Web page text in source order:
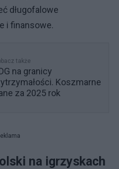
długofalowe
i finansowe.
także
na granicy
Koszmarne
za 2025 rok
na igrzyskach